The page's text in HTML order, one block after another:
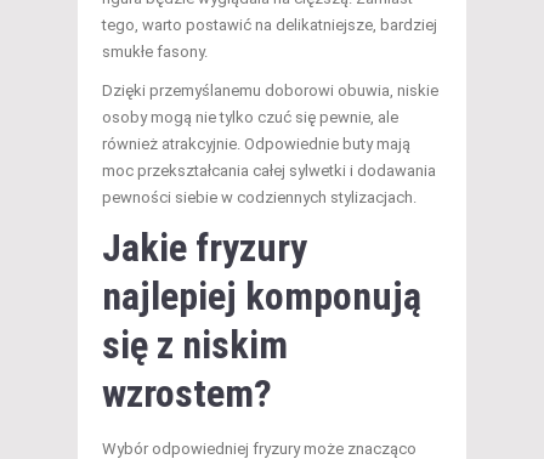
tego, warto postawić na delikatniejsze, bardziej
smukłe fasony.
Dzięki przemyślanemu doborowi obuwia, niskie
osoby mogą nie tylko czuć się pewnie, ale
również atrakcyjnie. Odpowiednie buty mają
moc przekształcania całej sylwetki i dodawania
pewności siebie w codziennych stylizacjach.
Jakie fryzury
najlepiej komponują
się z niskim
wzrostem?
Wybór odpowiedniej fryzury może znacząco